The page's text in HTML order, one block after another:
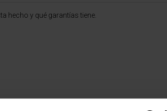
hecho y qué garantías tiene.